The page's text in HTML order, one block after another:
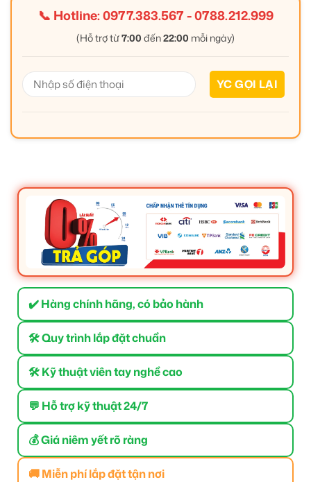
📞 Hotline:0977.383.567-0788.212.999
(Hỗ trợ từ7:00 đến22:00 mỗi ngày)
✔️ Hàng chính hãng, có bảo hành
🛠 Quy trình lắp đặt chuẩn
🛠 Kỹ thuật viên tay nghề cao
💬 Hỗ trợ kỹ thuật 24/7
💰 Giá niêm yết rõ ràng
🚚 Miễn phí lắp đặt tận nơi